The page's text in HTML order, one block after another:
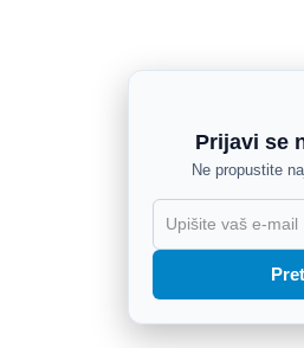
Prijavi se
Ne propustite